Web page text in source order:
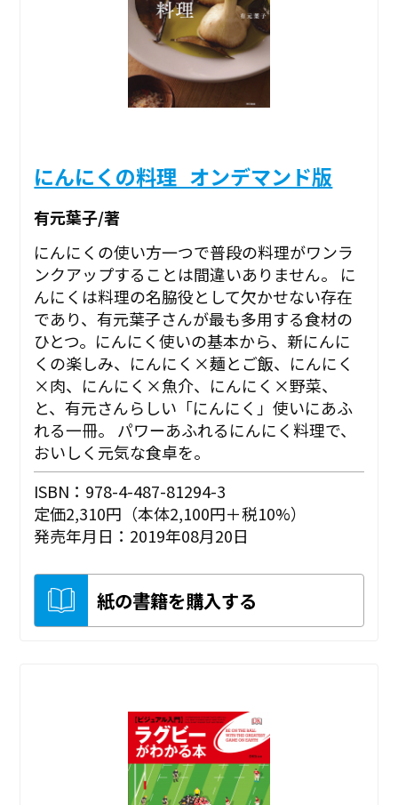
にんにくの料理_オンデマンド版
有元葉子/著
にんにくの使い方一つで普段の料理がワンラ
ンクアップすることは間違いありません。 に
んにくは料理の名脇役として欠かせない存在
であり、有元葉子さんが最も多用する食材の
ひとつ。にんにく使いの基本から、新にんに
くの楽しみ、にんにく×麺とご飯、にんにく
×肉、にんにく×魚介、にんにく×野菜、
と、有元さんらしい「にんにく」使いにあふ
れる一冊。 パワーあふれるにんにく料理で、
おいしく元気な食卓を。
ISBN：978-4-487-81294-3
定価2,310円（本体2,100円＋税10%）
発売年月日：2019年08月20日
紙の書籍を購入する